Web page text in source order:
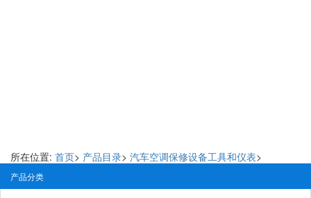
所在位置: 首页> 产品目录> 汽车空调保修设备工具和仪表>
产品分类